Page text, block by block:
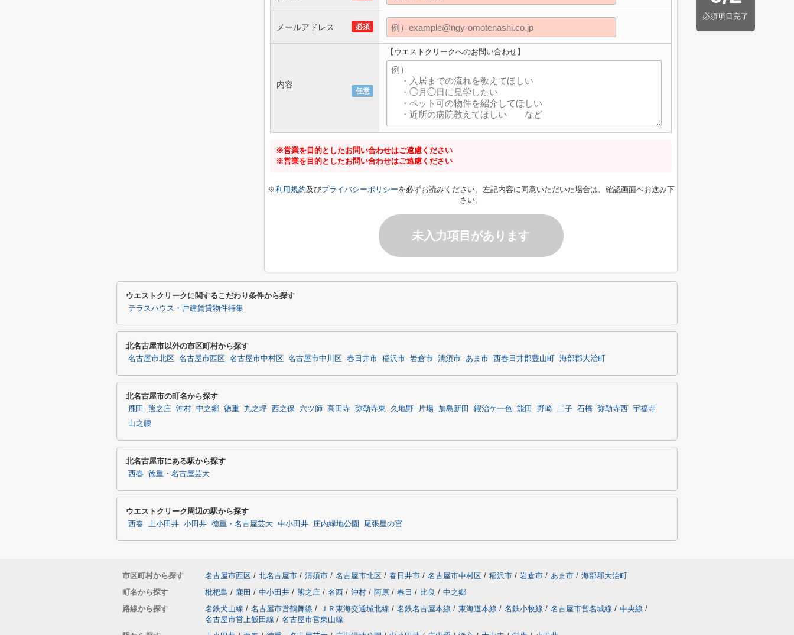
必須項目完了
必須
メールアドレス
任意
内容
【ウエストクリークへのお問い合わせ】
※営業を目的としたお問い合わせはご遠慮ください
※営業を目的としたお問い合わせはご遠慮ください
※利用規約及びプライバシーポリシーを必ずお読みください。左記内容に同意いただいた場合は、確認画面へお進み下
さい。
未入力項目があります
ウエストクリークに関するこだわり条件から探す
テラスハウス・戸建賃貸物件特集
北名古屋市以外の市区町村から探す
名古屋市北区 名古屋市西区 名古屋市中村区 名古屋市中川区 春日井市 稲沢市 岩倉市 清須市 あま市 西春日井郡豊山町 海部郡大治町
北名古屋市の町名から探す
鹿田 熊之庄 沖村 中之郷 徳重 九之坪 西之保 六ツ師 高田寺 弥勒寺東 久地野 片場 加島新田 鍜治ケ一色 能田 野崎 二子 石橋 弥勒寺西
宇福寺
山之腰
北名古屋市にある駅から探す
西春 徳重・名古屋芸大
ウエストクリーク周辺の駅から探す
西春 上小田井 小田井 徳重・名古屋芸大 中小田井 庄内緑地公園 尾張星の宮
市区町村から探す 名古屋市西区 / 北名古屋市 / 清須市 / 名古屋市北区 / 春日井市 / 名古屋市中村区 / 稲沢市 / 岩倉市 / あま市 / 海部郡大治町
町名から探す
枇杷島 / 鹿田 / 中小田井 / 熊之庄 / 名西 / 沖村 / 阿原 / 春日 / 比良 / 中之郷
路線から探す
名鉄犬山線 / 名古屋市営鶴舞線 / ＪＲ東海交通城北線 / 名鉄名古屋本線 / 東海道本線 / 名鉄小牧線 / 名古屋市営名城線 / 中央線 /
名古屋市営上飯田線 / 名古屋市営東山線